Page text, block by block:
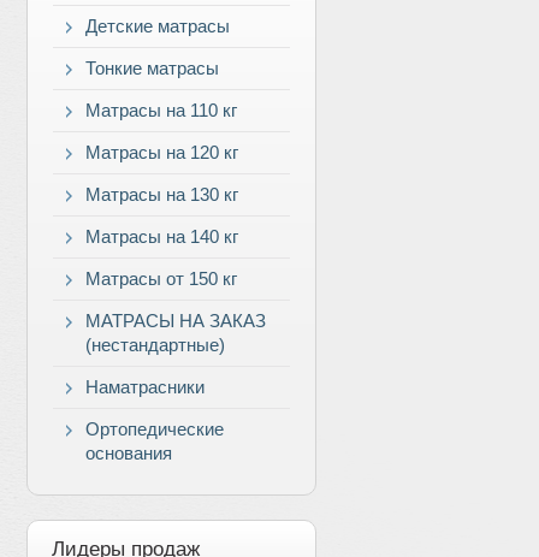
Детские матрасы
Тонкие матрасы
Матрасы на 110 кг
Матрасы на 120 кг
Матрасы на 130 кг
Матрасы на 140 кг
Матрасы от 150 кг
МАТРАСЫ НА ЗАКАЗ
(нестандартные)
Наматрасники
Ортопедические
основания
Лидеры продаж